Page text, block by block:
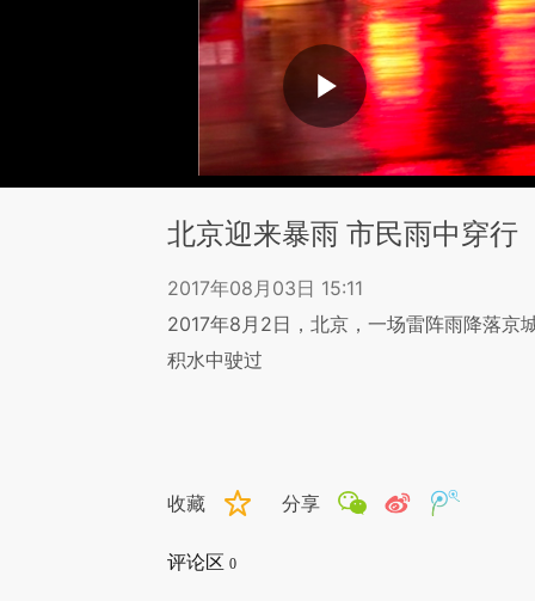
北京迎来暴雨 市民雨中穿行
2017年08月03日 15:11
2017年8月2日，北京，一场雷阵雨降落京
积水中驶过
收藏 分享
评论区 0